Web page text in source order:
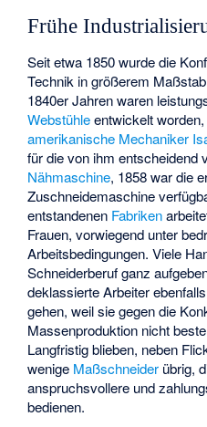
Frühe
Seit etwa 1850 wurde die
Technik in größerem
1840er Jahren waren
Webstühleentwickelt
amerikanische Mechaniker
für die von ihm entscheidend
Nähmaschine, 1858 war die
Zuschneidemaschine
entstandenen Fabriken
Frauen, vorwiegend unter
Arbeitsbedingungen. Viele
Schneiderberuf ganz
deklassierte Arbeiter
gehen, weil sie gegen die
Massenproduktion nicht
Langfristig blieben, neben
wenige Maßschneider übrig,
anspruchsvollere und
bedienen.